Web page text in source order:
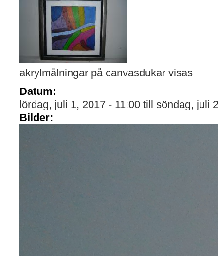
akrylmålningar på canvasdukar visas
Datum:
lördag, juli 1, 2017 - 11:00 till söndag, juli
Bilder: